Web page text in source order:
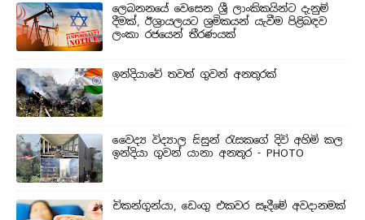
ලෙබනනයේ වෙසෙන ශ්‍රී ලාංකිකයින්ට දැනුම්
දීමක්, ඊශ්‍රායලයට ශ්‍රමිකයන් යැවීම පිළිබඳව
ලංකා රජයෙන් තීරණයක්
ඉන්දියාවේ තවත් ගුවන් අනතුරක්
වෛද්‍ය විද්‍යාල සිසුන් ‍රැසකගේ දිවි අහිමි කල
ඉන්දියා ගුවන් යානා අනතුර - PHOTO
චිකන්ගුන්යා, ඩෙංගු එකවර සෑදීමේ අවදානමක්